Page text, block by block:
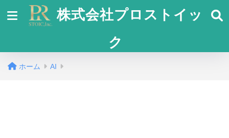
株式会社プロストイッ
ク
ホーム AI